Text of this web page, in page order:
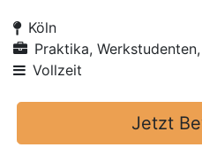
Köln
Praktika,
Vollzeit
Jetzt